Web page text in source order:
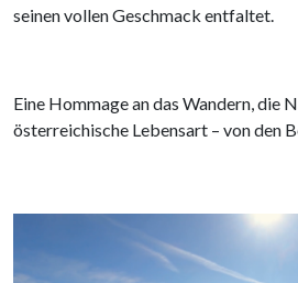
seinen vollen Geschmack entfaltet.
Eine Hommage an das Wandern, die
österreichische Lebensart – von den